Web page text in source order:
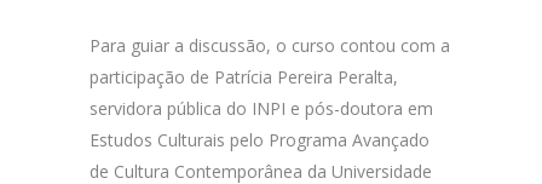
Para guiar a discussão, o curso contou com a
participação de Patrícia Pereira Peralta,
servidora pública do INPI e pós-doutora em
Estudos Culturais pelo Programa Avançado
de Cultura Contemporânea da Universidade